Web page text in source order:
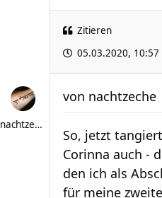
Zitieren
05.03.2020, 10:57
nachtzeche
von nachtzeche
So, jetzt
Corinna auch -
den ich als
für meine